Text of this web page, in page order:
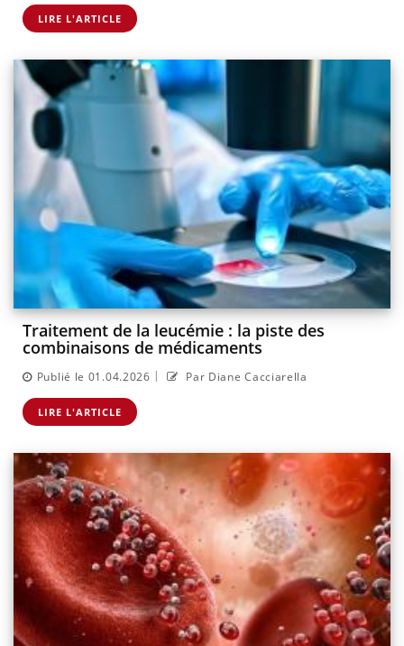
LIRE L'ARTICLE
Traitement de la leucémie : la piste des
combinaisons de médicaments
Publié le 01.04.2026 | Par Diane Cacciarella
LIRE L'ARTICLE